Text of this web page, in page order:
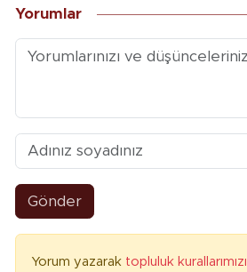
Yorumlar
Gönder
Yorum yazarak topluluk kurallarımızı